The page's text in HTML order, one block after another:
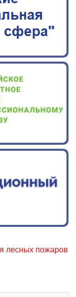
пожаров, не